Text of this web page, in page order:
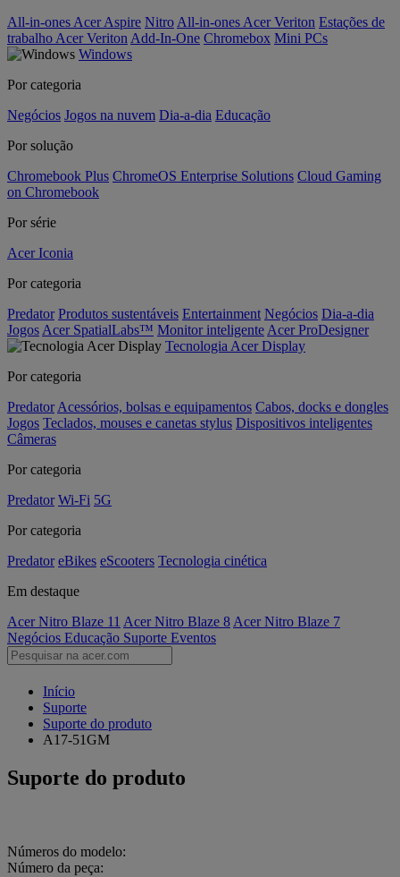
All-in-ones Acer Aspire Nitro All-in-ones Acer Veriton Estações de
trabalho Acer Veriton Add-In-One Chromebox Mini PCs
Windows
Por categoria
Negócios Jogos na nuvem Dia-a-dia Educação
Por solução
Chromebook Plus ChromeOS Enterprise Solutions Cloud Gaming
on Chromebook
Por série
Acer Iconia
Por categoria
Predator Produtos sustentáveis Entertainment Negócios Dia-a-dia
Jogos Acer SpatialLabs™ Monitor inteligente Acer ProDesigner
Tecnologia Acer Display
Por categoria
Predator Acessórios, bolsas e equipamentos Cabos, docks e dongles
Jogos Teclados, mouses e canetas stylus Dispositivos inteligentes
Câmeras
Por categoria
Predator Wi-Fi 5G
Por categoria
Predator eBikes eScooters Tecnologia cinética
Em destaque
Acer Nitro Blaze 11 Acer Nitro Blaze 8 Acer Nitro Blaze 7
Negócios Educação Suporte Eventos
Início
Suporte
Suporte do produto
A17-51GM
Suporte do produto
Números do modelo:
Número da peça: